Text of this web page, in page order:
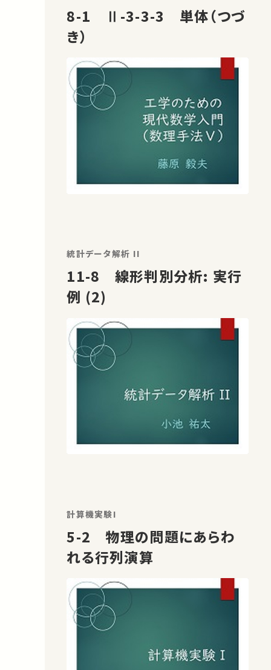
8-1 Ⅱ-3-3-3 単体（つづ
き）
統計データ解析 II
11-8 線形判別分析: 実行
例 (2)
計算機実験I
5-2 物理の問題にあらわ
れる行列演算